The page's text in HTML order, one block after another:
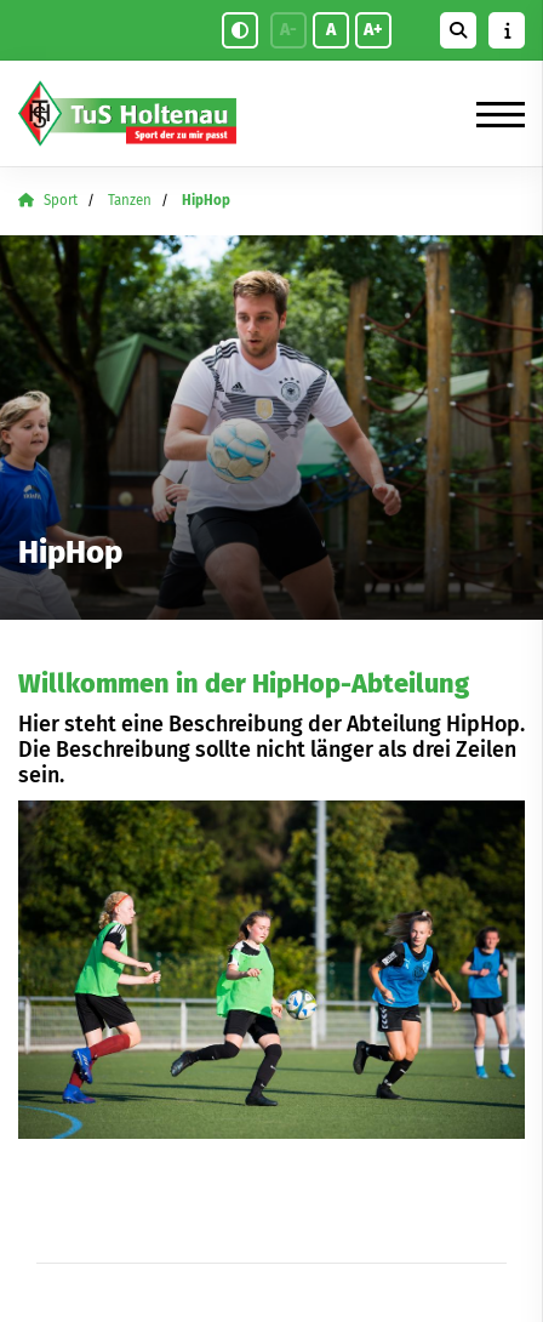
A- A A+
Sport Tanzen HipHop
HipHop
Willkommen in der HipHop-Abteilung
Hier steht eine Beschreibung der Abteilung HipHop.
Die Beschreibung sollte nicht länger als drei Zeilen
sein.